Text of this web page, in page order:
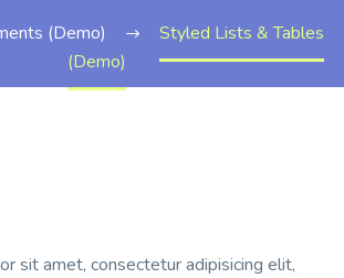
(Demo)
Styled Lists & Tables
(Demo)
sit amet, consectetur adipisicing elit,